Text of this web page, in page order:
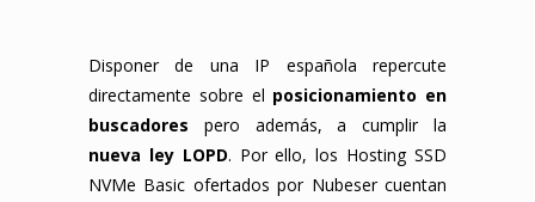
Disponer de una IP española repercute
directamente sobre el posicionamiento en
buscadores pero además, a cumplir la
nueva ley LOPD. Por ello, los Hosting SSD
NVMe Basic ofertados por Nubeser cuentan